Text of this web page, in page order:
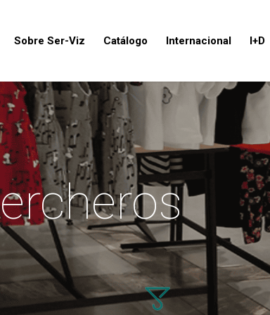
Sobre Ser-Viz Catálogo Internacional I+D